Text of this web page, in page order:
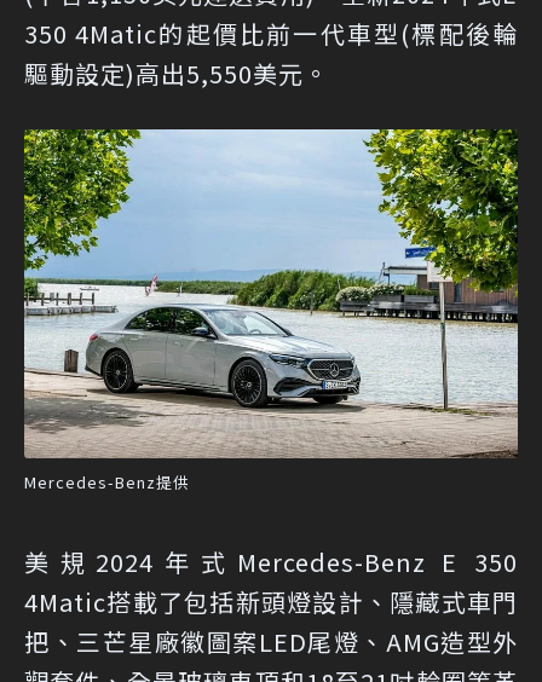
350 4Matic的起價比前一代車型(標配後輪
驅動設定)高出5,550美元。
Mercedes-Benz提供
美規2024年式Mercedes-Benz E 350
4Matic搭載了包括新頭燈設計、隱藏式車門
把、三芒星廠徽圖案LED尾燈、AMG造型外